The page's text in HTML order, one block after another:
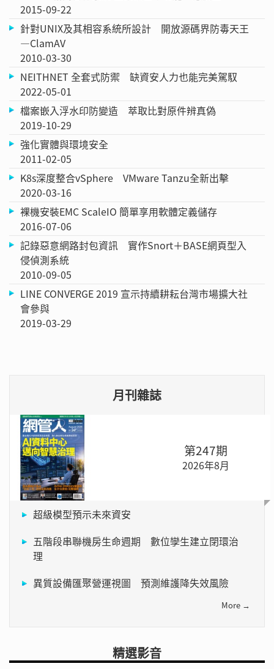
2015-09-22
針對UNIX及其相容系統所設計 開放源碼界防毒天王
—ClamAV
2010-03-30
NEITHNET 全套式防禦 缺資安人力也能完美駕馭
2022-05-01
檔案嵌入浮水印防變造 萃取比對原件辨真偽
2019-10-29
強化實體與環境安全
2011-02-05
K8s深度整合vSphere VMware Tanzu全新出擊
2020-03-16
裸機安裝EMC ScaleIO 簡單享用軟體定義儲存
2016-07-06
記錄惡意網路封包資訊 實作Snort＋BASE網頁型入
侵偵測系統
2010-09-05
LINE CONVERGE 2019 宣示持續耕耘台灣市場擴大社
會參與
2019-03-29
月刊雜誌
第247期
2026年8月
超級模型預示未來資安
五階段串聯機房生命週期 數位孿生建立閉環治
理
異質設備匯聚營運視圖 預測維護降失效風險
More →
精選影音